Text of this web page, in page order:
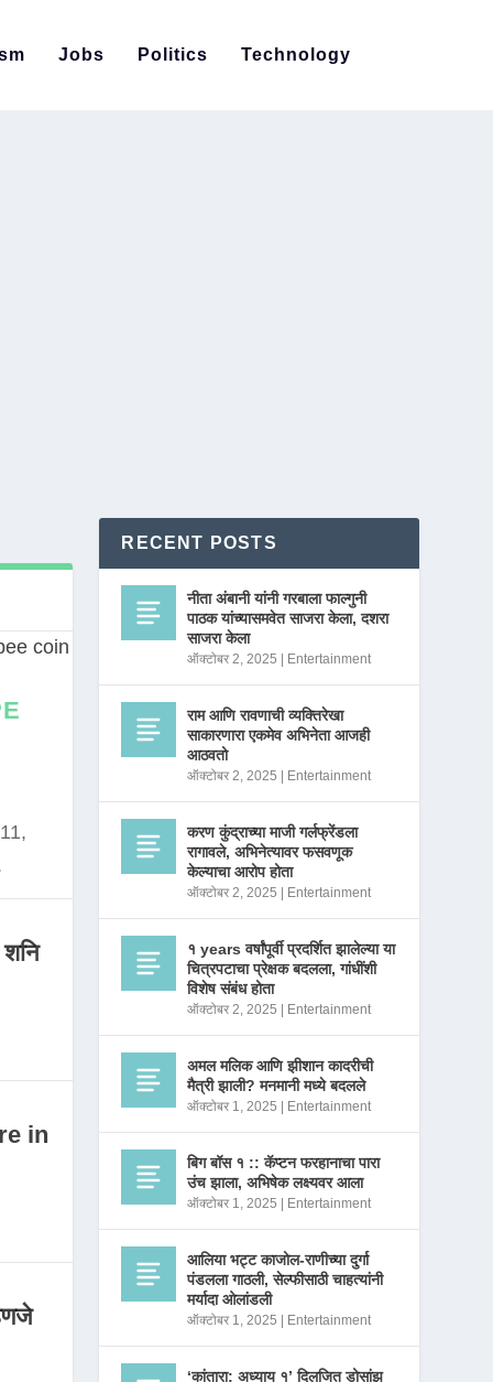
Jobs Politics Technology
in
RECENT POSTS
नीता अंबानी यांनी गरबाला फाल्गुनी
पाठक यांच्यासमवेत साजरा केला, दशरा
साजरा केला
ऑक्टोबर 2, 2025 Entertainment
राम आणि रावणाची व्यक्तिरेखा
साकारणारा एकमेव अभिनेता आजही
आठवतो
ऑक्टोबर 2, 2025 Entertainment
करण कुंद्राच्या माजी गर्लफ्रेंडला
रागावले, अभिनेत्यावर फसवणूक
केल्याचा आरोप होता
ऑक्टोबर 2, 2025 Entertainment
१ years वर्षांपूर्वी प्रदर्शित झालेल्या या
चित्रपटाचा प्रेक्षक बदलला, गांधींशी
विशेष संबंध होता
ऑक्टोबर 2, 2025 Entertainment
अमल मलिक आणि झीशान कादरीची
मैत्री झाली? मनमानी मध्ये बदलले
ऑक्टोबर 1, 2025 Entertainment
बिग बॉस १ :: कॅप्टन फरहानाचा पारा
उंच झाला, अभिषेक लक्ष्यवर आला
ऑक्टोबर 1, 2025 Entertainment
आलिया भट्ट काजोल-राणीच्या दुर्गा
पंडलला गाठली, सेल्फीसाठी चाहत्यांनी
मर्यादा ओलांडली
ऑक्टोबर 1, 2025 Entertainment
‘कांतारा: अध्याय १’ दिलजित डोसांझ